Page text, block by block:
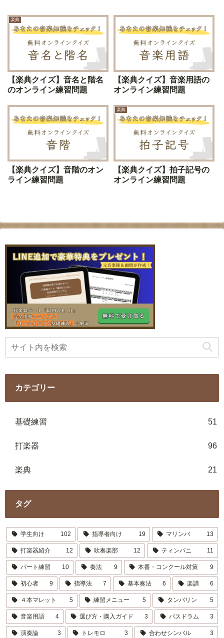
楽典
【楽典クイズ】音名と階名
のオンライン練習問題
【楽典クイズ】音楽用語の
オンライン練習問題
【楽典クイズ】音階のオン
ライン練習問題
楽典
【楽典クイズ】拍子記号の
オンライン練習問題
カテゴリー
基礎練習 51
打楽器 96
楽典 21
タグ
学生向け 102 指導者向け 19 マリンバ 13
打楽器紹介 12 吹奏楽部 12 ティンパニ 11
パート練習 10 奏法 9 本番・コンクール対策 9
初心者 9 指導法 7 基本奏法 6 楽譜 6
４本マレット 5 練習メニュー 5 タンバリン 5
音楽用語 4 選び方・購入ガイド 3 バスドラム 3
演奏論 3 トレモロ 3 合わせシンバル 3